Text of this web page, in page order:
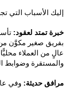
إليك الأسباب التي
خبرة تمتد لعقود:
عالٍ من العملاء محليًّا
والمستقرة وضوابط
مرافق حديثة: